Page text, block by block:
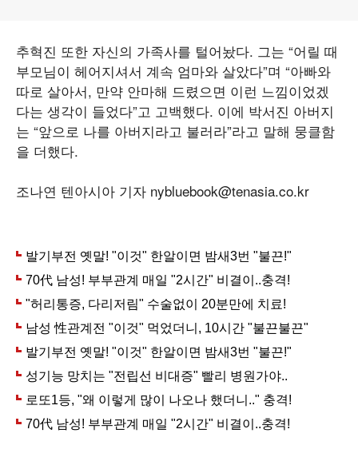
추혁진 또한 자신의 가족사를 털어놨다. 그는 “어릴 때
부모님이 헤어지셔서 계속 엄마와 살았다”며 “아빠와
따로 살아서, 만약 안마해 드렸으면 이런 느낌이었겠
다는 생각이 들었다”고 고백했다. 이에 박서진 아버지
는 “앞으로 나를 아버지라고 불러라”라고 말해 뭉클함
을 더했다.
조나연 텐아시아 기자 nybluebook@tenasia.co.kr